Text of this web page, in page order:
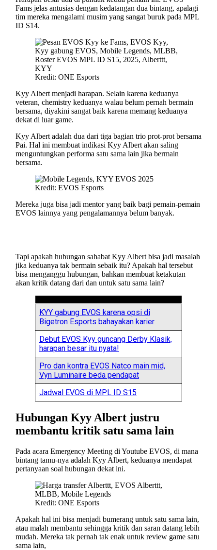
Fams jelas antusias dengan kedatangan dua bintang, apalagi
tim mereka mengalami musim yang sangat buruk pada MPL
ID S14.
Kredit: ONE Esports
Kyy Albert menjadi harapan. Selain karena keduanya
veteran, chemistry keduanya walau belum pernah bermain
bersama, diyakini sangat baik karena memang keduanya
dekat di luar game.
Kyy Albert adalah dua dari tiga bagian trio prot-prot bersama
Pai. Hal ini membuat indikasi Kyy Albert akan saling
menguntungkan performa satu sama lain jika bermain
bersama.
Kredit: EVOS Esports
Mereka juga bisa jadi mentor yang baik bagi pemain-pemain
EVOS lainnya yang pengalamannya belum banyak.
Tapi apakah hubungan sahabat Kyy Albert bisa jadi masalah
jika keduanya tak bermain sebaik itu? Apakah hal tersebut
bisa menganggu hubungan, bahkan membuat ketakutan
akan kritik datang dari dan untuk satu sama lain?
KYY gabung EVOS karena opsi di
Bigetron Esports bahayakan karier
Debut EVOS Kyy guncang Derby Klasik,
harapan besar itu nyata!
Pro dan kontra EVOS Natco main mid,
Vyn Luminaire beda pendapat
Jadwal EVOS di MPL ID S15
Hubungan Kyy Albert justru
membantu kritik satu sama lain
Pada acara Emergency Meeting di Youtube EVOS, di mana
bintang tamu-nya adalah Kyy Albert, keduanya mendapat
pertanyaan soal hubungan dekat ini.
Kredit: ONE Esports
Apakah hal ini bisa menjadi bumerang untuk satu sama lain,
atau malah membantu sehingga kritik dan saran datang lebih
mudah. Mereka tak pernah tak enak untuk review game satu
sama lain,